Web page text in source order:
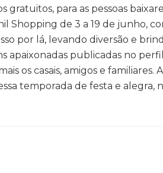
para as pessoas
Shopping de 3 a 19 de junho,
por lá, levando diversão e
apaixonadas publicadas no
os casais, amigos e familiares.
temporada de festa e alegra,